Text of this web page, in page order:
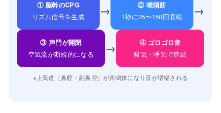
① 脳幹のCPG
リズム信号を生成
→
② 喉頭筋
1秒に25〜150回収縮
→
③ 声門が開閉
空気流が断続的になる
→
④ ゴロゴロ音
吸気・呼気で連続
※上気道（鼻腔・副鼻腔）が共鳴体になり音が増幅される